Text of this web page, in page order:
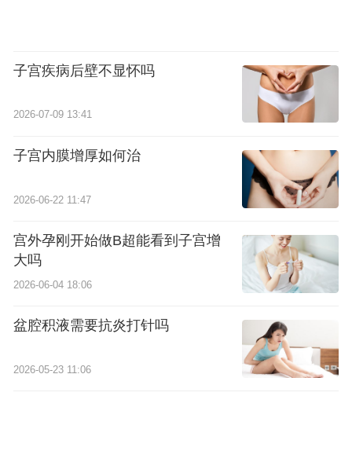
子宫疾病后壁不显怀吗
2026-07-09 13:41
子宫内膜增厚如何治
2026-06-22 11:47
宫外孕刚开始做B超能看到子宫增
大吗
2026-06-04 18:06
盆腔积液需要抗炎打针吗
2026-05-23 11:06